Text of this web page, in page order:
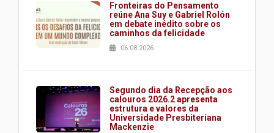
Fronteiras do Pensamento
reúne Ana Suy e Gabriel Rolón
em debate inédito sobre os
caminhos da felicidade
06.08.2026
Segundo dia da Recepção aos
calouros 2026.2 apresenta
estrutura e valores da
Universidade Presbiteriana
Mackenzie